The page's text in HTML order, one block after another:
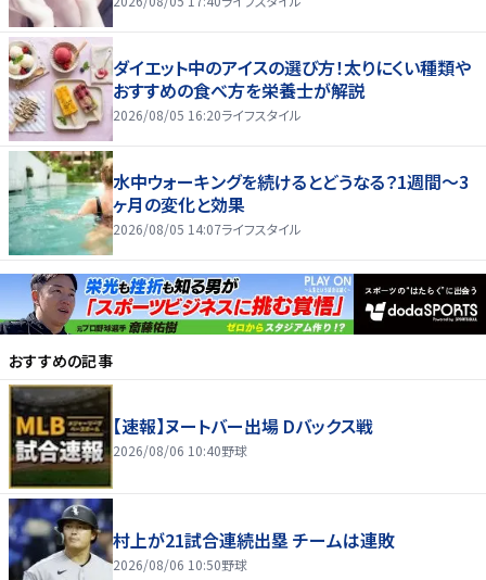
ダイエット中のアイスの選び方！太りにくい種類や
おすすめの食べ方を栄養士が解説
2026/08/05 16:20ライフスタイル
水中ウォーキングを続けるとどうなる？1週間～3
ヶ月の変化と効果
2026/08/05 14:07ライフスタイル
おすすめの記事
【速報】ヌートバー出場 Dバックス戦
2026/08/06 10:40野球
村上が21試合連続出塁 チームは連敗
2026/08/06 10:50野球